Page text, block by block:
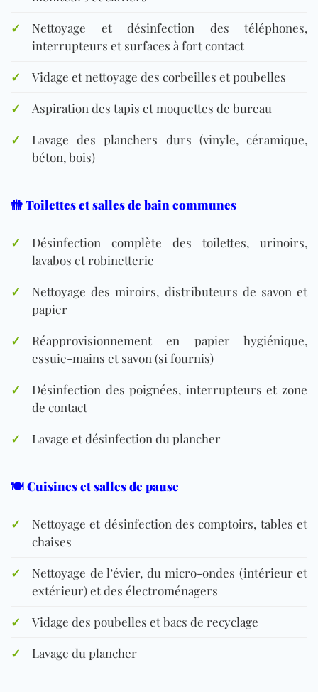
✓
Nettoyage et désinfection des téléphones,
interrupteurs et surfaces à fort contact
✓
Vidage et nettoyage des corbeilles et poubelles
✓
Aspiration des tapis et moquettes de bureau
✓
Lavage des planchers durs (vinyle, céramique,
béton, bois)
🚻 Toilettes et salles de bain communes
✓
Désinfection complète des toilettes, urinoirs,
lavabos et robinetterie
✓
Nettoyage des miroirs, distributeurs de savon et
papier
✓
Réapprovisionnement en papier hygiénique,
essuie-mains et savon (si fournis)
✓
Désinfection des poignées, interrupteurs et zone
de contact
✓
Lavage et désinfection du plancher
🍽️ Cuisines et salles de pause
✓
Nettoyage et désinfection des comptoirs, tables et
chaises
✓
Nettoyage de l’évier, du micro-ondes (intérieur et
extérieur) et des électroménagers
✓
Vidage des poubelles et bacs de recyclage
✓
Lavage du plancher